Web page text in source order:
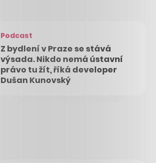
Podcast
Z bydlení v Praze se stává
výsada. Nikdo nemá ústavní
právo tu žít, říká developer
Dušan Kunovský